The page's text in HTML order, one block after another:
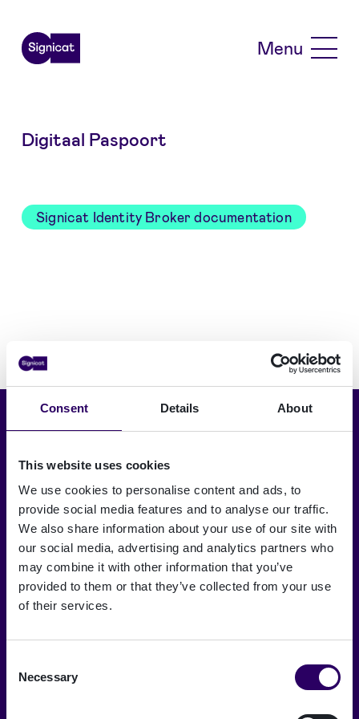
Consent Details About
This website uses cookies
We use cookies to personalise content and ads, to
provide social media features and to analyse our traffic.
We also share information about your use of our site with
our social media, advertising and analytics partners who
may combine it with other information that you’ve
provided to them or that they’ve collected from your use
of their services.
Selection
Necessary
Menu
Digitaal Paspoort
Signicat Identity Broker documentation
Choisir la langue
Français
A trusted digital world
Signicat fournit les plus hauts niveaux
de sécurité et de conformité.
→
À propos de Signicat